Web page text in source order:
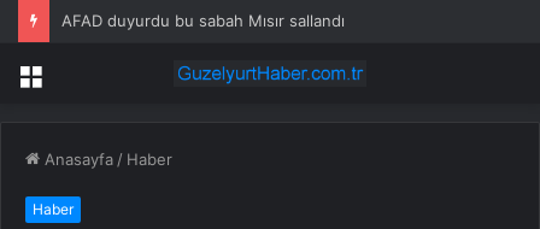
AFAD duyurdu bu sabah Mısır sallandı
Menü
Anasayfa / Haber
Haber